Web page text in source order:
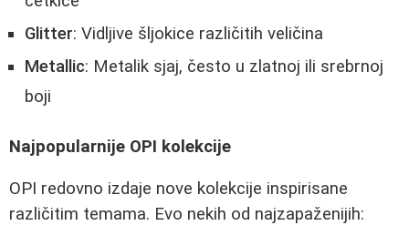
Glitter: Vidljive šljokice različitih veličina
Metallic: Metalik sjaj, često u zlatnoj ili srebrnoj
boji
Najpopularnije OPI kolekcije
OPI redovno izdaje nove kolekcije inspirisane
različitim temama. Evo nekih od najzapaženijih: